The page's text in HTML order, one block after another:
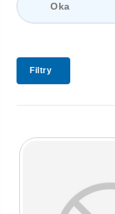
Oka
Filtry